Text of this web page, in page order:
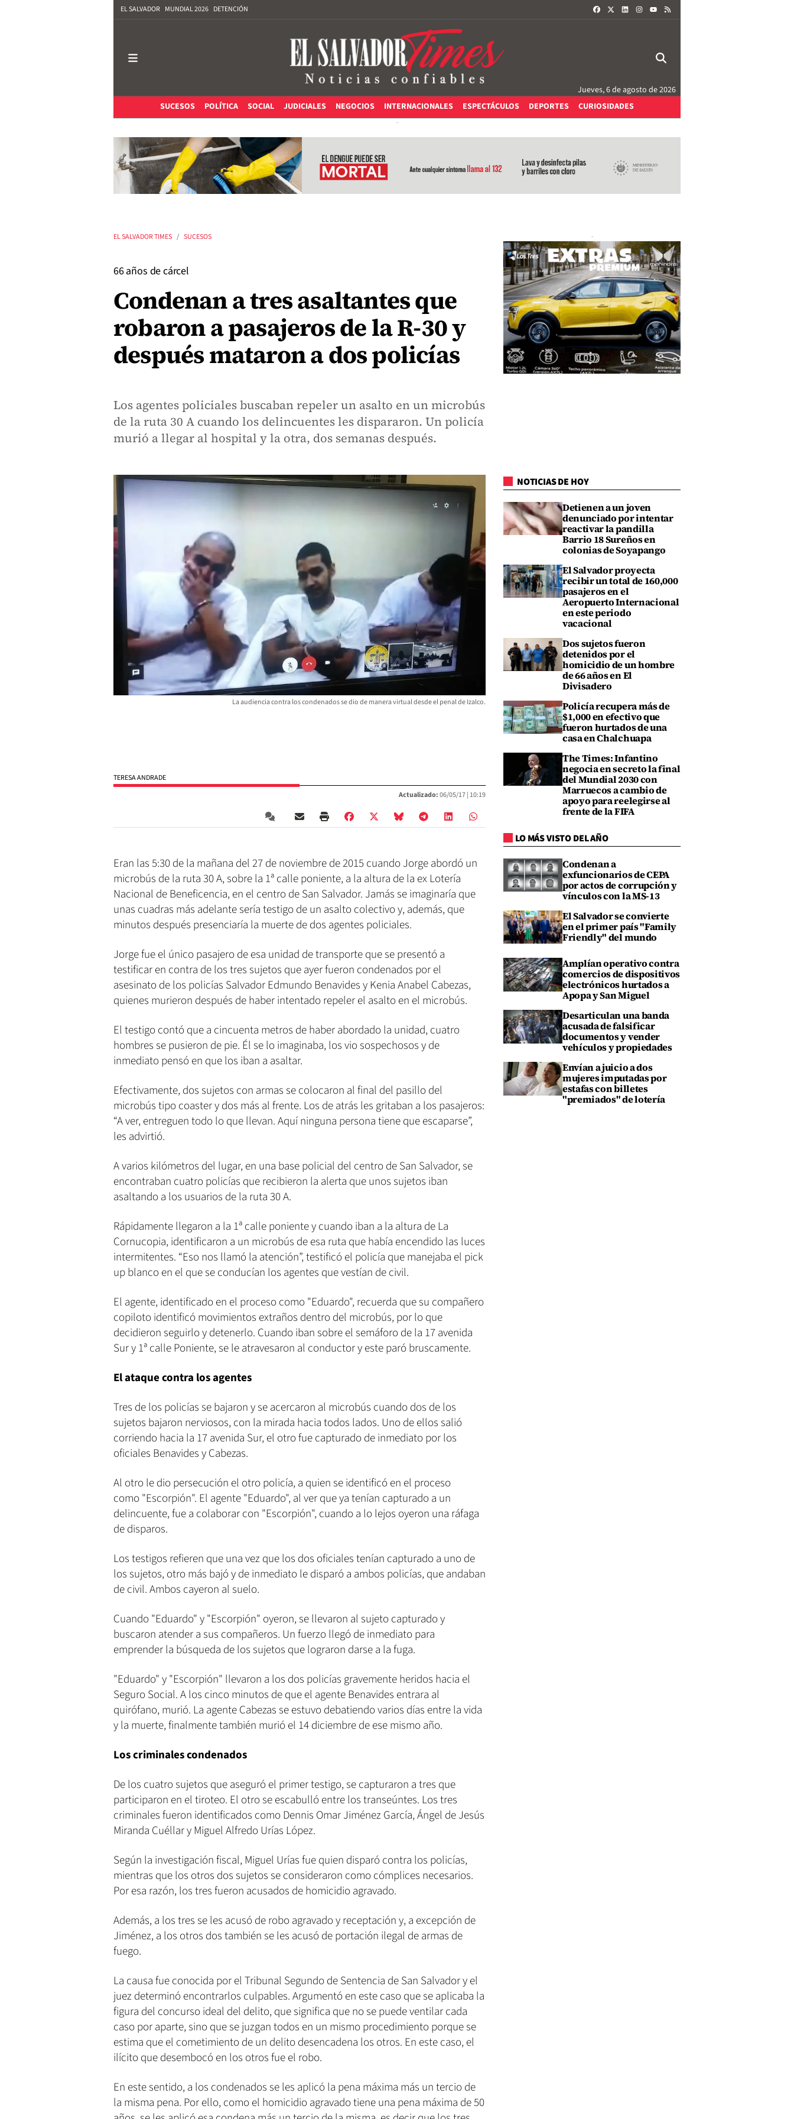
EL SALVADOR MUNDIAL 2026 DETENCIÓN FACEBOOKLINKEDININSTAGRAM
Jueves, 6 de agosto de 2026
SUCESOS
POLÍTICA SOCIAL JUDICIALES NEGOCIOS INTERNACIONALES ESPECTÁCULOS DEPORTES CURIOSIDADES
EL SALVADOR TIMES SUCESOS
66 años de cárcel
Condenan a tres asaltantes que
robaron a pasajeros de la R-30 y
después mataron a dos policías
Los agentes policiales buscaban repeler un asalto en un microbús
de la ruta 30 A cuando los delincuentes les dispararon. Un policía
murió a llegar al hospital y la otra, dos semanas después.
La audiencia contra los condenados se dio de manera virtual desde el penal de Izalco.
TERESA ANDRADE
Actualizado:06/05/17 | 10:19
Eran las 5:30 de la mañana del 27 de noviembre de 2015 cuando Jorge abordó un
microbús de la ruta 30 A, sobre la 1ª calle poniente, a la altura de la ex Lotería
Nacional de Beneficencia, en el centro de San Salvador. Jamás se imaginaría que
unas cuadras más adelante sería testigo de un asalto colectivo y, además, que
minutos después presenciaría la muerte de dos agentes policiales.
Jorge fue el único pasajero de esa unidad de transporte que se presentó a
testificar en contra de los tres sujetos que ayer fueron condenados por el
asesinato de los policías Salvador Edmundo Benavides y Kenia Anabel Cabezas,
quienes murieron después de haber intentado repeler el asalto en el microbús.
El testigo contó que a cincuenta metros de haber abordado la unidad, cuatro
hombres se pusieron de pie. Él se lo imaginaba, los vio sospechosos y de
inmediato pensó en que los iban a asaltar.
Efectivamente, dos sujetos con armas se colocaron al final del pasillo del
microbús tipo coaster y dos más al frente. Los de atrás les gritaban a los pasajeros:
“A ver, entreguen todo lo que llevan. Aquí ninguna persona tiene que escaparse”,
les advirtió.
A varios kilómetros del lugar, en una base policial del centro de San Salvador, se
encontraban cuatro policías que recibieron la alerta que unos sujetos iban
asaltando a los usuarios de la ruta 30 A.
Rápidamente llegaron a la 1ª calle poniente y cuando iban a la altura de La
Cornucopia, identificaron a un microbús de esa ruta que había encendido las luces
intermitentes. “Eso nos llamó la atención”, testificó el policía que manejaba el pick
up blanco en el que se conducían los agentes que vestían de civil.
El agente, identificado en el proceso como "Eduardo", recuerda que su compañero
copiloto identificó movimientos extraños dentro del microbús, por lo que
decidieron seguirlo y detenerlo. Cuando iban sobre el semáforo de la 17 avenida
Sur y 1ª calle Poniente, se le atravesaron al conductor y este paró bruscamente.
El ataque contra los agentes
Tres de los policías se bajaron y se acercaron al microbús cuando dos de los
sujetos bajaron nerviosos, con la mirada hacia todos lados. Uno de ellos salió
corriendo hacia la 17 avenida Sur, el otro fue capturado de inmediato por los
oficiales Benavides y Cabezas.
Al otro le dio persecución el otro policía, a quien se identificó en el proceso
como "Escorpión". El agente "Eduardo", al ver que ya tenían capturado a un
delincuente, fue a colaborar con "Escorpión", cuando a lo lejos oyeron una ráfaga
de disparos.
Los testigos refieren que una vez que los dos oficiales tenían capturado a uno de
los sujetos, otro más bajó y de inmediato le disparó a ambos policías, que andaban
de civil. Ambos cayeron al suelo.
Cuando "Eduardo" y "Escorpión" oyeron, se llevaron al sujeto capturado y
buscaron atender a sus compañeros. Un fuerzo llegó de inmediato para
emprender la búsqueda de los sujetos que lograron darse a la fuga.
"Eduardo" y "Escorpión" llevaron a los dos policías gravemente heridos hacia el
Seguro Social. A los cinco minutos de que el agente Benavides entrara al
quirófano, murió. La agente Cabezas se estuvo debatiendo varios días entre la vida
y la muerte, finalmente también murió el 14 diciembre de ese mismo año.
Los criminales condenados
De los cuatro sujetos que aseguró el primer testigo, se capturaron a tres que
participaron en el tiroteo. El otro se escabulló entre los transeúntes. Los tres
criminales fueron identificados como Dennis Omar Jiménez García, Ángel de Jesús
Miranda Cuéllar y Miguel Alfredo Urías López.
Según la investigación fiscal, Miguel Urías fue quien disparó contra los policías,
mientras que los otros dos sujetos se consideraron como cómplices necesarios.
Por esa razón, los tres fueron acusados de homicidio agravado.
Además, a los tres se les acusó de robo agravado y receptación y, a excepción de
Jiménez, a los otros dos también se les acusó de portación ilegal de armas de
fuego.
La causa fue conocida por el Tribunal Segundo de Sentencia de San Salvador y el
juez determinó encontrarlos culpables. Argumentó en este caso que se aplicaba la
figura del concurso ideal del delito, que significa que no se puede ventilar cada
caso por aparte, sino que se juzgan todos en un mismo procedimiento porque se
estima que el cometimiento de un delito desencadena los otros. En este caso, el
ilícito que desembocó en los otros fue el robo.
En este sentido, a los condenados se les aplicó la pena máxima más un tercio de
la misma pena. Por ello, como el homicidio agravado tiene una pena máxima de 50
NOTICIAS DE HOY
Detienen a un joven
denunciado por intentar
reactivar la pandilla
Barrio 18 Sureños en
colonias de Soyapango
El Salvador proyecta
recibir un total de 160,000
pasajeros en el
Aeropuerto Internacional
en este periodo
vacacional
Dos sujetos fueron
detenidos por el
homicidio de un hombre
de 66 años en El
Divisadero
Policía recupera más de
$1,000 en efectivo que
fueron hurtados de una
casa en Chalchuapa
The Times: Infantino
negocia en secreto la final
del Mundial 2030 con
Marruecos a cambio de
apoyo para reelegirse al
frente de la FIFA
LO MÁS VISTO DEL AÑO
Condenan a
exfuncionarios de CEPA
por actos de corrupción y
vínculos con la MS-13
El Salvador se convierte
en el primer país "Family
Friendly" del mundo
Amplían operativo contra
comercios de dispositivos
electrónicos hurtados a
Apopa y San Miguel
Desarticulan una banda
acusada de falsificar
documentos y vender
vehículos y propiedades
Envían a juicio a dos
mujeres imputadas por
estafas con billetes
"premiados" de lotería